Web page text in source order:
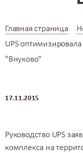
Главная страница
UPS
"Внуково"
17.11.2015
Руководство UPS
комплекса на